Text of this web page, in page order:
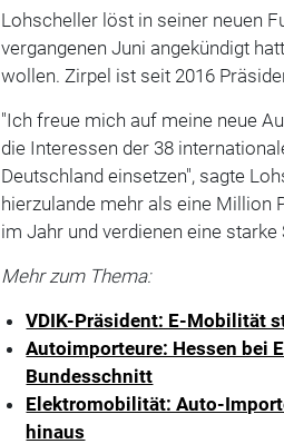
Lohscheller löst in seiner neuen
vergangenen Juni angekündigt
wollen. Zirpel ist seit 2016
"Ich freue mich auf meine neue
die Interessen der 38
Deutschland einsetzen", sagte
hierzulande mehr als eine Million
im Jahr und verdienen eine starke
Mehr zum Thema:
VDIK-Präsident: E-Mobilität
Autoimporteure: Hessen bei
Bundesschnitt
Elektromobilität: Auto-
hinaus